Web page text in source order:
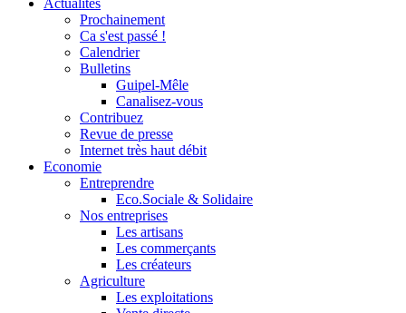
Prochainement
Ca s'est passé !
Calendrier
Bulletins
Guipel-Mêle
Canalisez-vous
Contribuez
Revue de presse
Internet très haut débit
Economie
Entreprendre
Eco.Sociale & Solidaire
Nos entreprises
Les artisans
Les commerçants
Les créateurs
Agriculture
Les exploitations